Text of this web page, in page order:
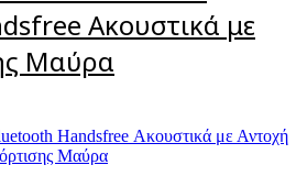
Ακουστικά με
Μαύρα